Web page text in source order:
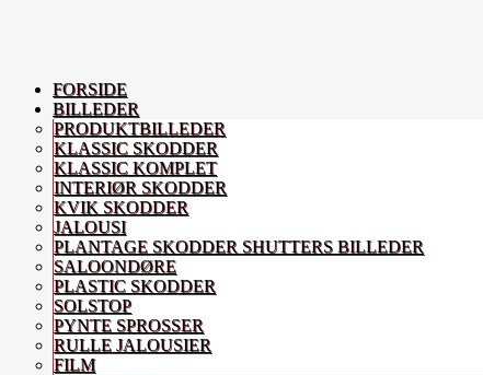
FORSIDE
BILLEDER
PRODUKTBILLEDER
KLASSIC SKODDER
KLASSIC KOMPLET
INTERIØR SKODDER
KVIK SKODDER
JALOUSI
PLANTAGE SKODDER SHUTTERS BILLEDER
SALOONDØRE
PLASTIC SKODDER
SOLSTOP
PYNTE SPROSSER
RULLE JALOUSIER
FILM